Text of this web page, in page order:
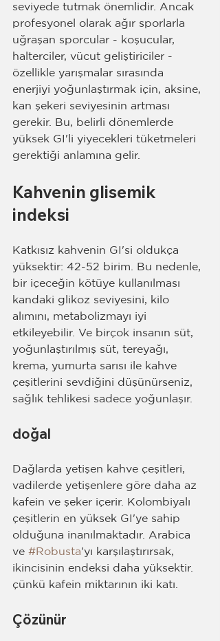
seviyede tutmak önemlidir. Ancak
profesyonel olarak ağır sporlarla
uğraşan sporcular - koşucular,
halterciler, vücut geliştiriciler -
özellikle yarışmalar sırasında
enerjiyi yoğunlaştırmak için, aksine,
kan şekeri seviyesinin artması
gerekir. Bu, belirli dönemlerde
yüksek GI'li yiyecekleri tüketmeleri
gerektiği anlamına gelir.
Kahvenin glisemik
indeksi
Katkısız kahvenin GI'si oldukça
yüksektir: 42-52 birim. Bu nedenle,
bir içeceğin kötüye kullanılması
kandaki glikoz seviyesini, kilo
alımını, metabolizmayı iyi
etkileyebilir. Ve birçok insanın süt,
yoğunlaştırılmış süt, tereyağı,
krema, yumurta sarısı ile kahve
çeşitlerini sevdiğini düşünürseniz,
sağlık tehlikesi sadece yoğunlaşır.
doğal
Dağlarda yetişen kahve çeşitleri,
vadilerde yetişenlere göre daha az
kafein ve şeker içerir. Kolombiyalı
çeşitlerin en yüksek GI'ye sahip
olduğuna inanılmaktadır. Arabica
ve #Robusta'yı karşılaştırırsak,
ikincisinin endeksi daha yüksektir.
çünkü kafein miktarının iki katı.
Çözünür